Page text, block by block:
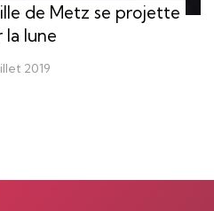
de Metz se projette
la lune
2019